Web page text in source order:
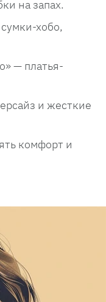
на запах.
хобо,
— платья-
и жесткие
комфорт и